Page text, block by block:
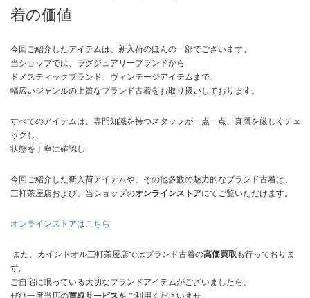
着の価値
今回ご紹介したアイテムは、新入荷のほんの一部でございます。
当ショップでは、ラグジュアリーブランドから
ドメスティックブランド、ヴィンテージアイテムまで、
幅広いジャンルの上質なブランド古着をお取り扱いしております。
すべてのアイテムは、専門知識を持つスタッフが一点一点、真贋を厳しくチェ
ックし、
状態を丁寧に確認し
今回ご紹介した新入荷アイテムや、その他多数の魅力的なブランド古着は、
三軒茶屋店および、当ショップのオンラインストアにてご覧いただけます。
オンラインストアはこちら
また、カインドオル三軒茶屋店ではブランド古着の高価買取も行っておりま
す。
ご自宅に眠っている大切なブランドアイテムがございましたら、
ぜひ一度当店の買取サービスをご利用くださいませ。